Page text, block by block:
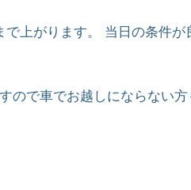
上がります。 当日の条件
ので車でお越しにならない方